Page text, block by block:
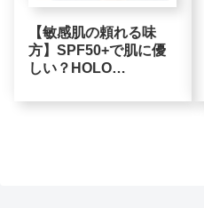
【敏感肌の頼れる味
方】SPF50+で肌に優
しい？HOLO
湿UV」を検証